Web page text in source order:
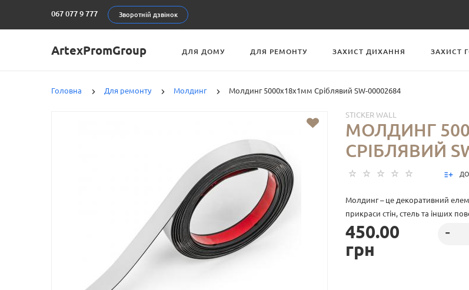
067 077 9 777 Зворотній дзвінок
ArtexPromGroup ДЛЯ ДОМУ ДЛЯ РЕМОНТУ ЗАХИСТ ДИХАННЯ ЗАХИСТ
Головна Для ремонту Молдинг Молдинг 5000х18х1мм Сріблявий SW-00002684
STICKER WALL
МОЛДИНГ
СРІБЛЯВИЙ
Молдинг – це декоративний
прикраси стін, стель та інших
гнучкий профіль із ПВХ, що має
450.00
грн